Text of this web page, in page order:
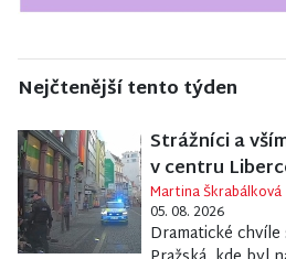
Nejčtenější tento týden
Strážníci a
v centru
Martina Škrabálková
05. 08. 2026
Dramatické
Pražská, kde byl